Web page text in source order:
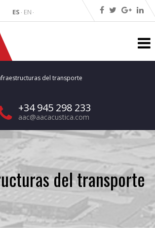
ES · EN ·
del transporte
+34 945 298 233
aac@aacacustica.com
del transporte